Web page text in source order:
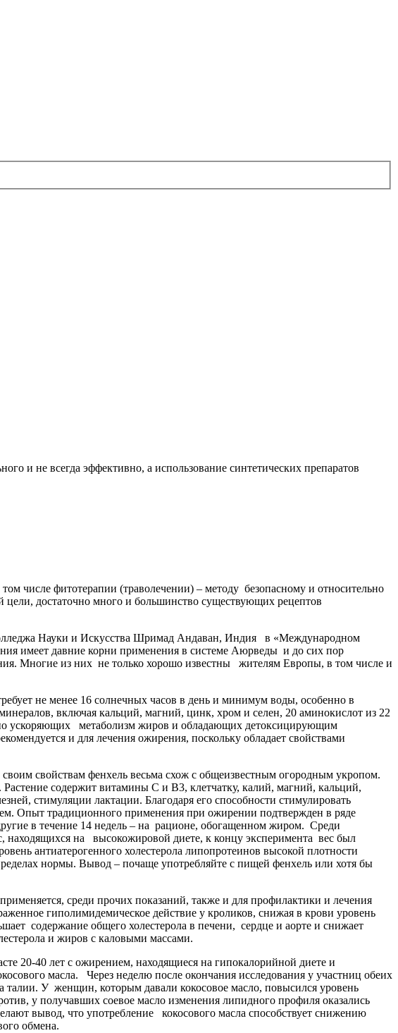
и не всегда эффективно, а использование синтетических препаратов
числе фитотерапии (траволечении) – методу безопасному и относительно
цели, достаточно много и большинство существующих рецептов
Науки и Искусства Шримад Андаван, Индия в «Международном
имеет давние корни применения в системе Аюрведы и до сих пор
Многие из них не только хорошо известны жителям Европы, в том числе и
не менее 16 солнечных часов в день и минимум воды, особенно в
включая кальций, магний, цинк, хром и селен, 20 аминокислот из 22
ускоряющих метаболизм жиров и обладающих детоксицирующим
и для лечения ожирения, поскольку обладает свойствами
свойствам фенхель весьма схож с общеизвестным огородным укропом.
содержит витамины С и В3, клетчатку, калий, магний, кальций,
стимуляции лактации. Благодаря его способности стимулировать
Опыт традиционного применения при ожирении подтвержден в ряде
в течение 14 недель – на рационе, обогащенном жиром. Среди
находящихся на высокожировой диете, к концу эксперимента вес был
антиатерогенного холестерола липопротеинов высокой плотности
нормы. Вывод – почаще употребляйте с пищей фенхель или хотя бы
среди прочих показаний, также и для профилактики и лечения
гиполимидемическое действие у кроликов, снижая в крови уровень
содержание общего холестерола в печени, сердце и аорте и снижает
и жиров с каловыми массами.
20-40 лет с ожирением, находящиеся на гипокалорийной диете и
масла. Через неделю после окончания исследования у участниц обеих
талии. У женщин, которым давали кокосовое масло, повысился уровень
у получавших соевое масло изменения липидного профиля оказались
вывод, что употребление кокосового масла способствует снижению
обмена.